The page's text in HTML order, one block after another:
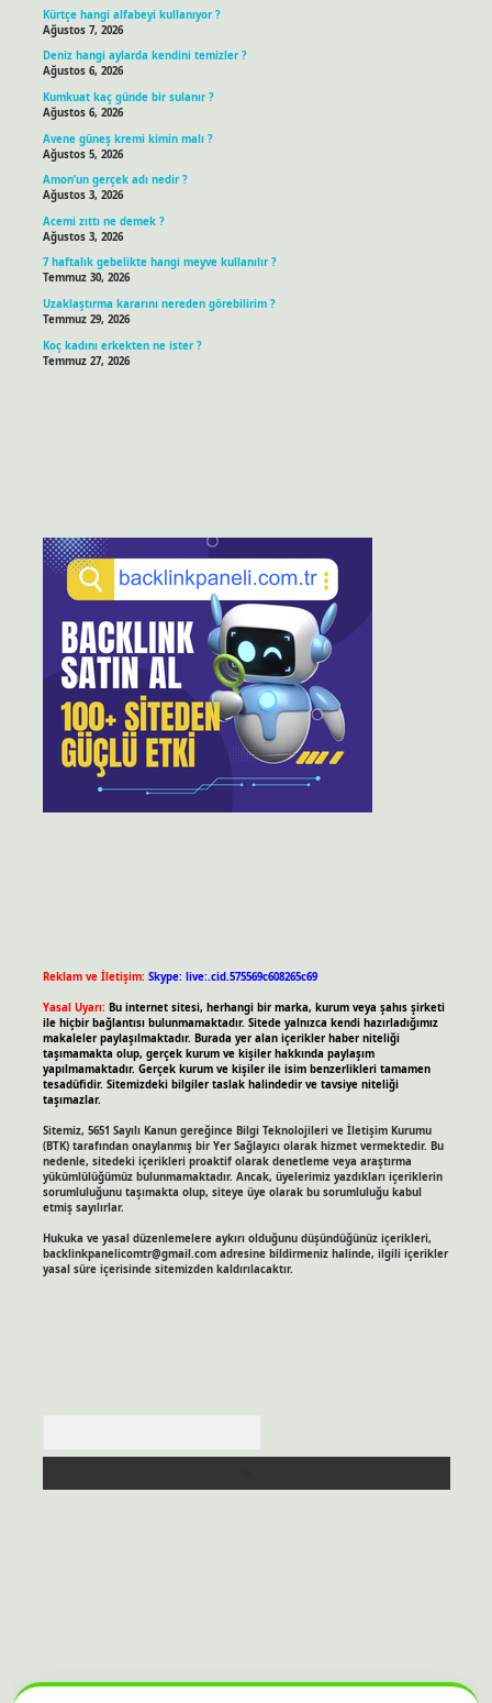
Kürtçe hangi alfabeyi kullanıyor ?
Ağustos 7, 2026
Deniz hangi aylarda kendini temizler ?
Ağustos 6, 2026
Kumkuat kaç günde bir sulanır ?
Ağustos 6, 2026
Avene güneş kremi kimin malı ?
Ağustos 5, 2026
Amon’un gerçek adı nedir ?
Ağustos 3, 2026
Acemi zıttı ne demek ?
Ağustos 3, 2026
7 haftalık gebelikte hangi meyve kullanılır ?
Temmuz 30, 2026
Uzaklaştırma kararını nereden görebilirim ?
Temmuz 29, 2026
Koç kadını erkekten ne ister ?
Temmuz 27, 2026
Reklam ve İletişim: Skype: live:.cid.575569c608265c69
Yasal Uyarı: Bu internet sitesi, herhangi bir marka, kurum veya şahıs şirketi
ile hiçbir bağlantısı bulunmamaktadır. Sitede yalnızca kendi hazırladığımız
makaleler paylaşılmaktadır. Burada yer alan içerikler haber niteliği
taşımamakta olup, gerçek kurum ve kişiler hakkında paylaşım
yapılmamaktadır. Gerçek kurum ve kişiler ile isim benzerlikleri tamamen
tesadüfidir. Sitemizdeki bilgiler taslak halindedir ve tavsiye niteliği
taşımazlar.
Sitemiz, 5651 Sayılı Kanun gereğince Bilgi Teknolojileri ve İletişim Kurumu
(BTK) tarafından onaylanmış bir Yer Sağlayıcı olarak hizmet vermektedir. Bu
nedenle, sitedeki içerikleri proaktif olarak denetleme veya araştırma
yükümlülüğümüz bulunmamaktadır. Ancak, üyelerimiz yazdıkları içeriklerin
sorumluluğunu taşımakta olup, siteye üye olarak bu sorumluluğu kabul
etmiş sayılırlar.
Hukuka ve yasal düzenlemelere aykırı olduğunu düşündüğünüz içerikleri,
backlinkpanelicomtr@gmail.comadresine bildirmeniz halinde, ilgili içerikler
yasal süre içerisinde sitemizden kaldırılacaktır.